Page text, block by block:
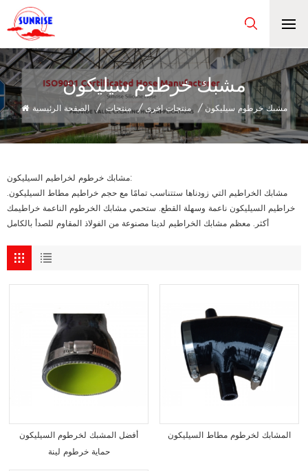
مشبك خرطوم سيليكون
الصفحة الرئيسية / منتجات / منتجات اخرى / مشبك خرطوم سيليكون
مشابك خرطوم لخراطيم السيليكون:
مشابك الخراطيم التي زودناها ستتناسب تمامًا مع حجم خراطيم مطاط السيليكون.
خراطيم السيليكون ناعمة وسهلة القطع. ستحمي مشابك الخرطوم الناعمة خراطيمك
أكثر. معظم مشابك الخراطيم لدينا مصنوعة من الفولاذ المقاوم للصدأ بالكامل
أفضل المشبك لخرطوم السيليكون
حماية خرطوم لينة
المشابك لخرطوم مطاط السيليكون